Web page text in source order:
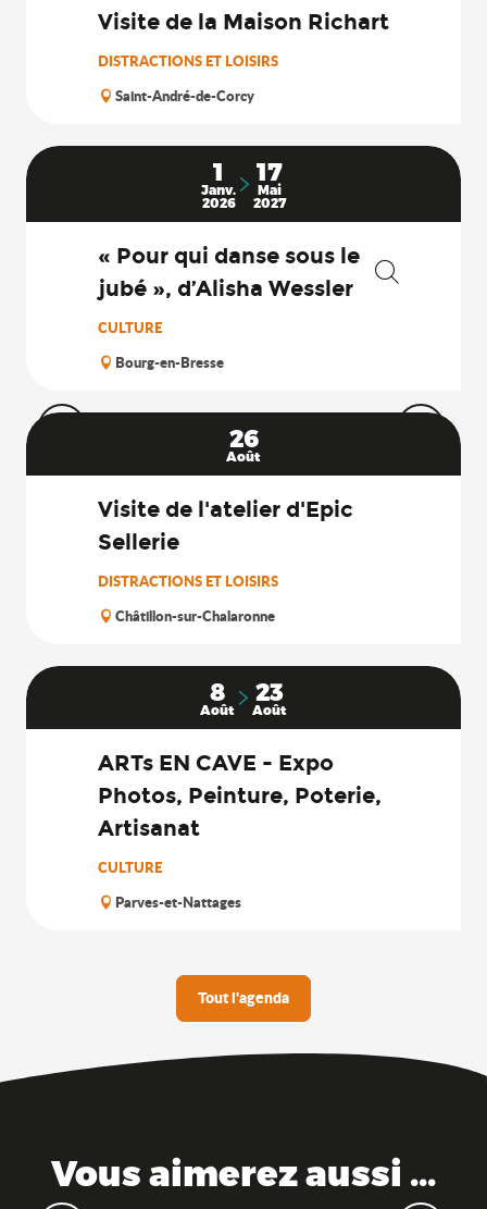
Visite de la Maison Richart
DISTRACTIONS ET LOISIRS
Saint-André-de-Corcy
1
Janv.
2026
17
Mai
2027
« Pour qui danse sous le
jubé », d’Alisha Wessler
CULTURE
Bourg-en-Bresse
26
Août
Visite de l'atelier d'Epic
Sellerie
DISTRACTIONS ET LOISIRS
Châtillon-sur-Chalaronne
8
Août
23
Août
ARTs EN CAVE - Expo
Photos, Peinture, Poterie,
Artisanat
CULTURE
Parves-et-Nattages
Tout l'agenda
Vous aimerez aussi ...